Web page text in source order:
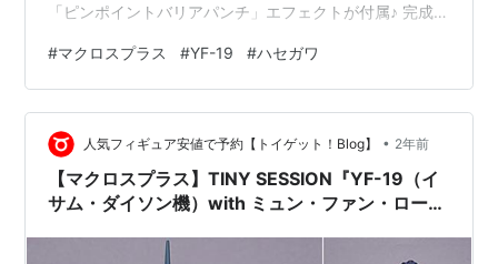
「ピンポイントバリアパンチ」エフェクトが付属♪ 完成時
スプラス『YF-19 バトロイド』1/72 プラモデルは、ハセ
ガワより2024年07月発売の予定です♪ 【Amazon】HG
1/100『YF-19』マクロスプラス プラモデル【バンダイ】
【Amazon】DX超合金『YF-19 エクスカリバー』可変可
動フィギュア…
#マクロスプラス #YF-19 #ハセガワ
人気フィギュア安値で予約【トイゲット！Blog】 • 2年前
【マクロスプラス】TINY SESSION『YF-19（イ
サム・ダイソン機）with ミュン・ファン・ロー
より2024年8月発売予定♪